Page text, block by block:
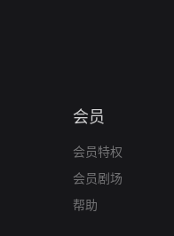
会员
会员特权
会员剧场
帮助